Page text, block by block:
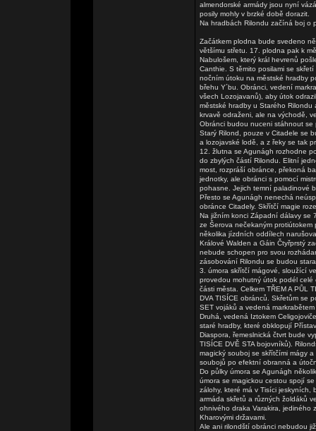
almendorské armády jsou nyní
posily mohly v brzké době dorazit.
Na hradbách Rilondu začíná boj o
Začátkem plodna bude svedeno
většímu střetu. 17. plodna pak k
Nabulošem, který král hevrenů
Canthie. S těmito posilami se
nočním útoku na městské hradby
břehu Y´bu. Obránci, vedení
všech Lozojavanů), aby útok
městské hradby u Starého
krvavě odraženi, ale na východě,
Obránci budou nuceni stáhnout se
Starý Rilond, pouze v Citadele se
a lozojavské lodě, a z řeky se tak
12. žlutna se Agunágh rozhodne
do zbylých částí Rilondu. Elitní
most, rozpráší obránce, překoná
jednotky, ale obránci s pomocí
pohasne. Jejich temní paladinové
Přesto se Agunágh nenechá
obránce Citadely. Skřítčí magie
Na jižním konci Západní dálavy se
ze Šerova nečekaným
několika jízdních oddílech
Králové Walden a Gáin Čtyřprstý
nebude schopen pro svou
zásobování Rilondu se budou
3. úmora skřítčí mágové, sloužící
provedou mohutný útok podél
části města. Celkem TŘEM A PŮL
DVA TISÍCE obránců. Skřetům se
SET vojáků a vedená
Druhá, vedená Iztokem
staré hradby, které obklopují
Diaspora, řemeslnická čtvrt bude
TISÍCE DVĚ STA bojovníků).
magický souboj se skřítčími mágy
soubojů po efektní obranná a
Do půlky úmora se Agunágh
úmora se magickou cestou spojí
zálohy, které má v Tisíci jeskyních,
armáda skřetů a různých žoldáků
ohnivého draka Varakira, jediného
Kharovými državami.
Ale ani rilondští obránci nebudou